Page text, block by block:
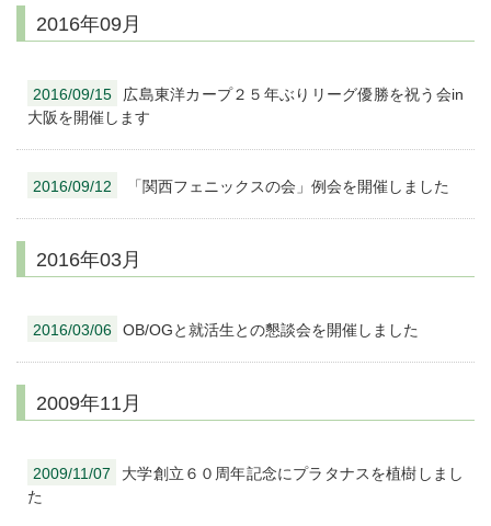
2016年09月
2016/09/15
広島東洋カープ２５年ぶりリーグ優勝を祝う会in
大阪を開催します
2016/09/12 「関西フェニックスの会」例会を開催しました
2016年03月
2016/03/06 OB/OGと就活生との懇談会を開催しました
2009年11月
2009/11/07
大学創立６０周年記念にプラタナスを植樹しまし
た